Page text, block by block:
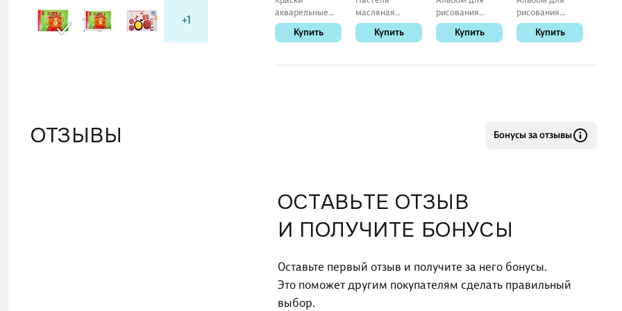
+1
акварельные
24цв "Студия",
кюветы, к/к., б/
Купить
масляная
«Школа
творчества», 18
Купить
рисования
«Сказочный
мир» Listoff А4,
Купить
рисования
«Пейзаж» Listoff
А4, 30 листов,
Купить
ОТЗЫВЫ Бонусы за отзывы
ОСТАВЬТЕ ОТЗЫВ
И ПОЛУЧИТЕ БОНУСЫ
Оставьте первый отзыв и получите за него бонусы.
Это поможет другим покупателям сделать правильный
выбор.